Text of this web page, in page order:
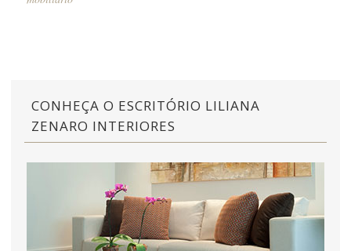
CONHEÇA O ESCRITÓRIO LILIANA
ZENARO INTERIORES